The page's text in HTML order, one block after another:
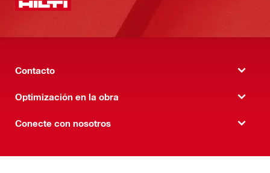
Contacto
Optimización en la obra
Conecte con nosotros